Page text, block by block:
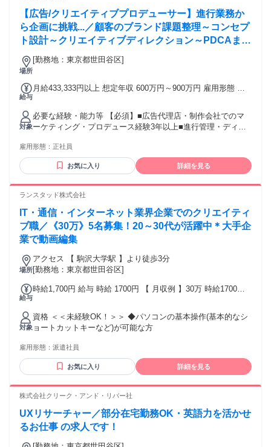
【広告/クリエイティブプロデューサー】進行業務か
ら企画に挑戦...／顧客のブランド課題整理～コンセプ
ト設計～クリエイティブディレクション～PDCAまで
の一貫してお任せいたします。
場所
[勤務地：東京都世田谷区]
給与
月給433,333円以上 想定年収 600万円～900万円 雇用形態 正
￥433,333～ 基本給￥320,513～ 固定残業代￥112,820～を含
む/月 ■賞与実績:年3回/合計80万（評価により変動） 諸手当：
通勤手当（会社規定に基づき支給）、残業手当（固定残業代
対象
必要な経験・能力等 【必須】■広告代理店・制作会社でのマ
ーケティング・プロデュース経験3年以上■進行管理・ディレ
っており、企画・クリエイティブにもっと関わりたい方 【本
ポジションの魅力】 ・企画・コンセプト設計から実行まで一
貫して携わり、代理店では経験しにくい「作る側」として深
てを担うため、部分業務では得られない経験値が手に入りま
用。業界でも希少なハイブリッド人材を目指せます。 学歴・
資格 学歴：大学院 大学 高専 短大 専修学校 語学力： 資格：
雇用形態： 正社員
お気に入り 詳細を見る
ランスタッド株式会社
IT・通信・インターネット業界企業でのクリエイティ
ブ職／《30万》5名募集！20～30代が活躍中＊大手企
業で動画編集
場所
アクセス 【 駒沢大学駅 】より徒歩3分
[勤務地：東京都世田谷区]
給与
時給1,700円 給与 時給 1700円 【 月収例 】30万 時給1700円
ります 交通費：交通費支給 実費支給／当社規定あり。【 上
限4万まで 】支給いたします！(※バス代支給あり、弊社規定
に基づく)
対象
資格 ＜＜未経験OK！＞＞ ◆パソコンの基本操作(基本的なシ
ョートカットキーなど)が可能な方
雇用形態： 派遣社員
お気に入り 詳細を見る
株式会社クリーク・アンド・リバー社
UXリサーチャー／部分在宅勤務OK・英語力を活かせ
るお仕事 の求人です！